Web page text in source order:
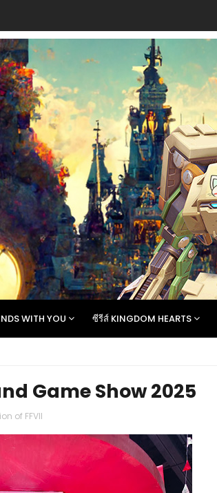
WITH YOU ซีรีส์ KINGDOM HEARTS
Game Show 2025
of FFVII